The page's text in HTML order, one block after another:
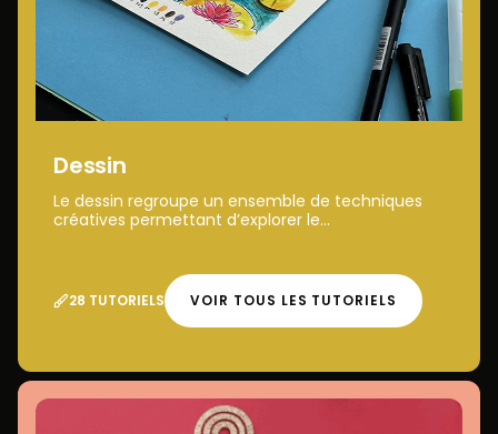
Dessin
Le dessin regroupe un ensemble de techniques
créatives permettant d’explorer le...
28 TUTORIELS VOIR TOUS LES TUTORIELS